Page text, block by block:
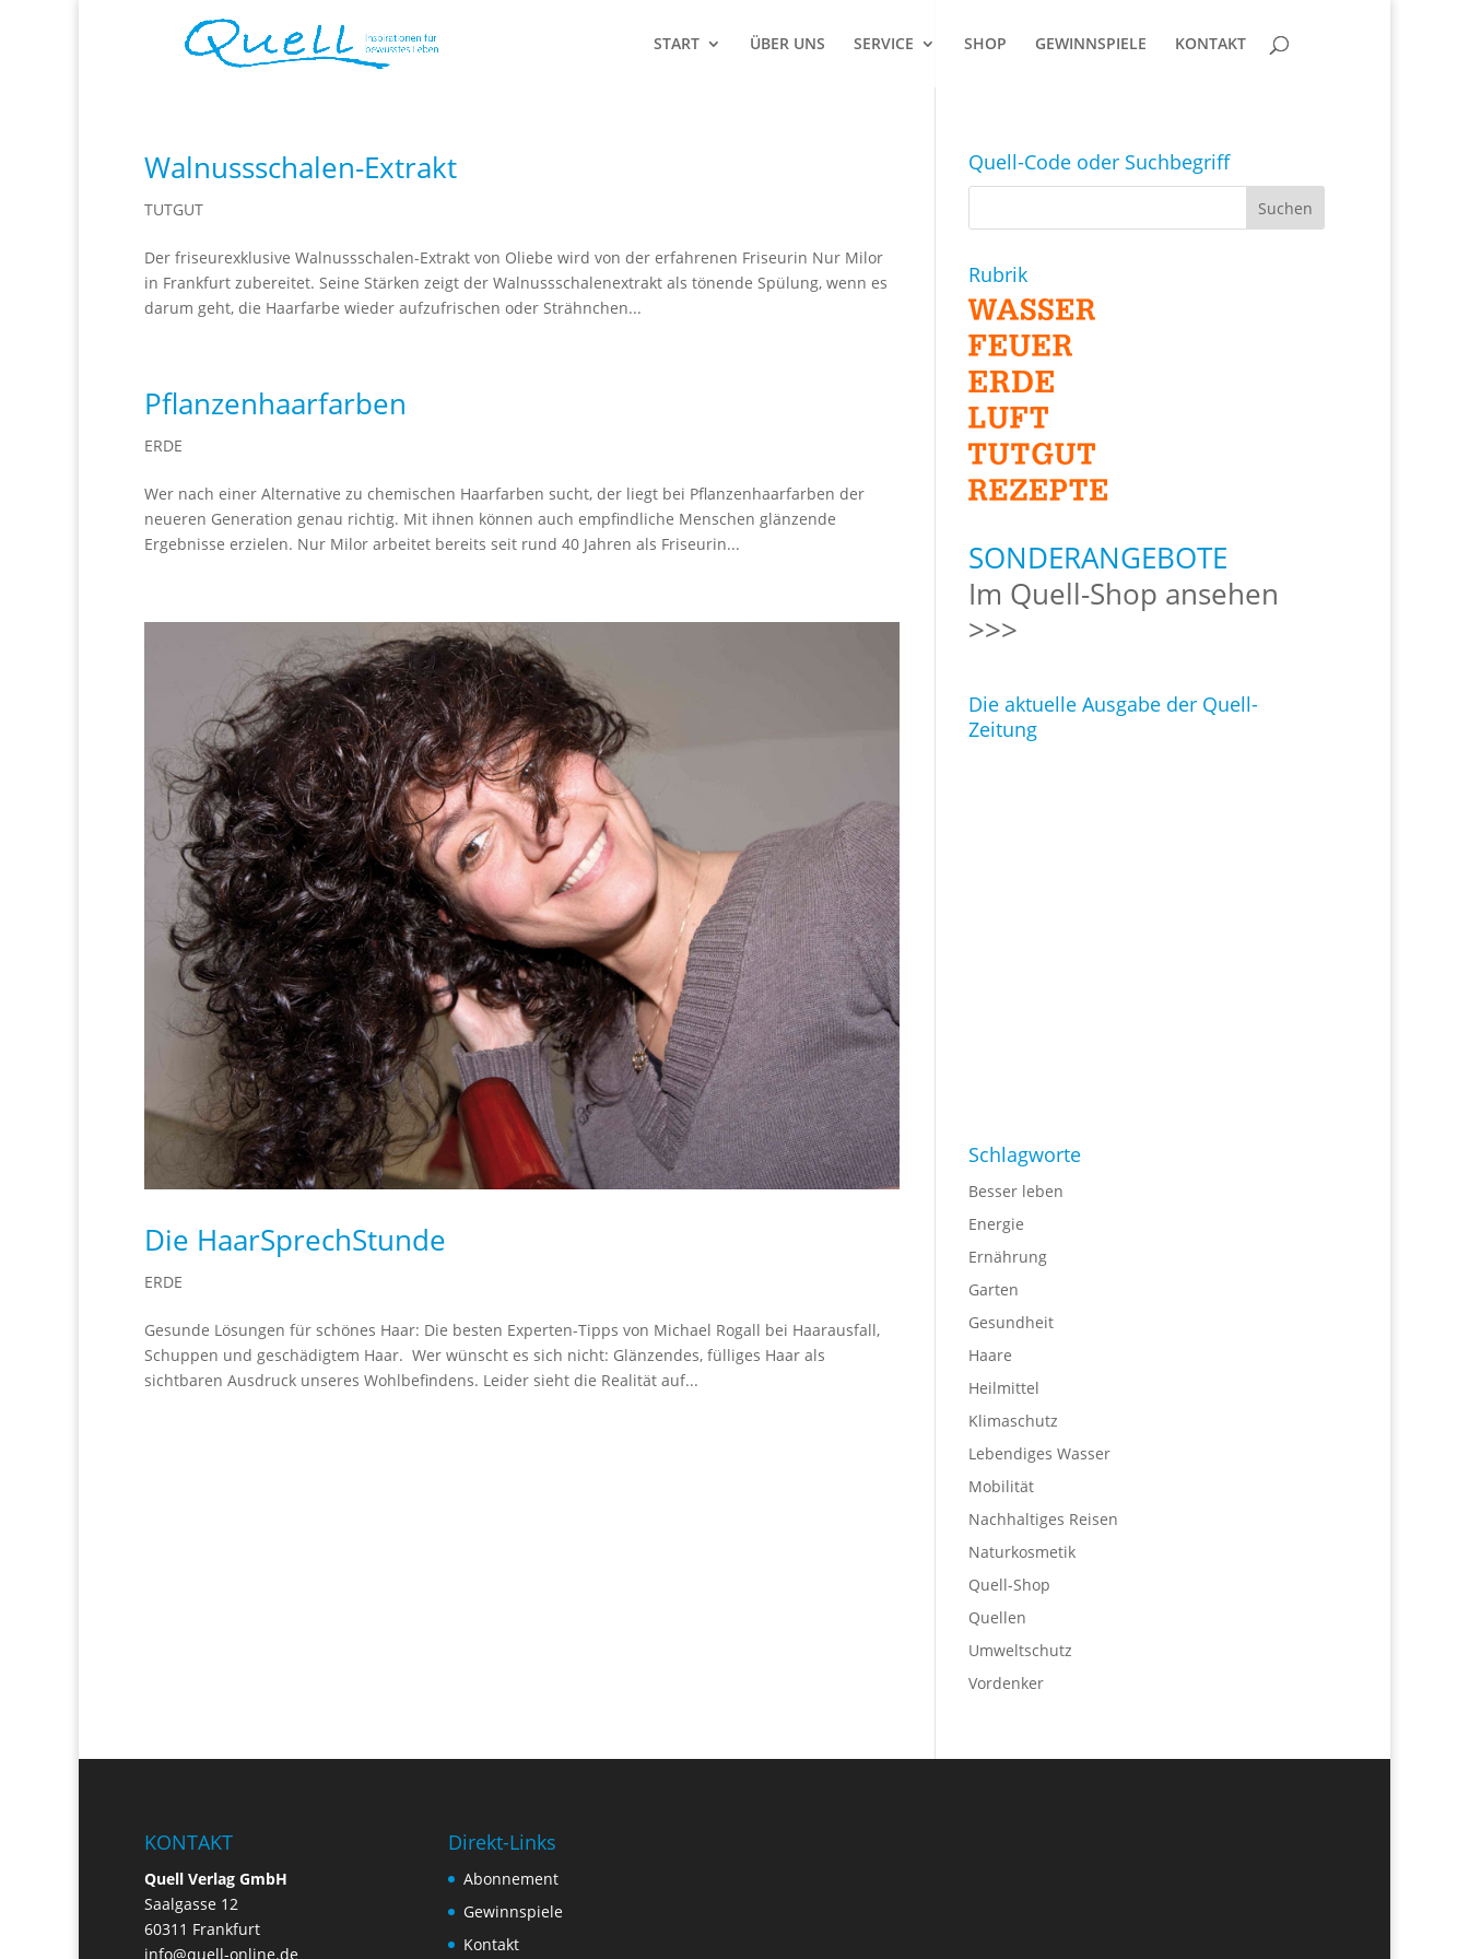
START ÜBER UNS SERVICE SHOP GEWINNSPIELE KONTAKT
Walnussschalen-Extrakt
TUTGUT
Der friseurexklusive Walnussschalen-Extrakt von Oliebe wird von der erfahrenen Friseurin Nur Milor
in Frankfurt zubereitet. Seine Stärken zeigt der Walnussschalenextrakt als tönende Spülung, wenn es
darum geht, die Haarfarbe wieder aufzufrischen oder Strähnchen...
Pflanzenhaarfarben
ERDE
Wer nach einer Alternative zu chemischen Haarfarben sucht, der liegt bei Pflanzenhaarfarben der
neueren Generation genau richtig. Mit ihnen können auch empfindliche Menschen glänzende
Ergebnisse erzielen. Nur Milor arbeitet bereits seit rund 40 Jahren als Friseurin...
Die HaarSprechStunde
ERDE
Gesunde Lösungen für schönes Haar: Die besten Experten-Tipps von Michael Rogall bei Haarausfall,
Schuppen und geschädigtem Haar. Wer wünscht es sich nicht: Glänzendes, fülliges Haar als
sichtbaren Ausdruck unseres Wohlbefindens. Leider sieht die Realität auf...
Quell-Code oder Suchbegriff
Rubrik
SONDERANGEBOTE
Im Quell-Shop ansehen
>>>
Die aktuelle Ausgabe der Quell-
Zeitung
Schlagworte
Besser leben
Energie
Ernährung
Garten
Gesundheit
Haare
Heilmittel
Klimaschutz
Lebendiges Wasser
Mobilität
Nachhaltiges Reisen
Naturkosmetik
Quell-Shop
Quellen
Umweltschutz
Vordenker
KONTAKT
Quell Verlag GmbH
Saalgasse 12
60311 Frankfurt
info@quell-online.de
Direkt-Links
Abonnement
Gewinnspiele
Kontakt